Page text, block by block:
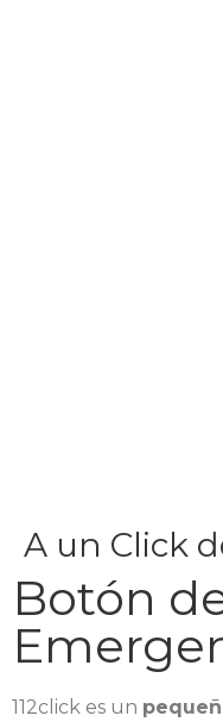
A un Click
Botón
112click es un